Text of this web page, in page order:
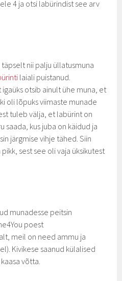
4 ja otsi labürindist see arv
nii palju üllatusmuna
laiali puistanud.
otsib ainult ühe muna, et
oli lõpuks viimaste munade
tuleb välja, et labürint on
saada, kus juba on käidud ja
järgmise vihje tähed. Siin
sest see oli vaja üksikutest
munadesse peitsin
poest
meil on need ammu ja
Kivikese saanud külalised
võtta.